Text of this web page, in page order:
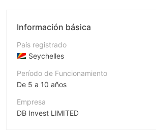
Información básica
País registrado
Seychelles
Período de Funcionamiento
De 5 a 10 años
Empresa
DB Invest LIMITED